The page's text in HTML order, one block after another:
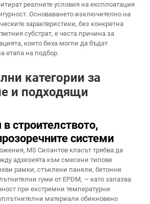
реалните условия на експлоатация
Основаването изключително на
характеристики, без конкретна
субстрат, е честа причина за
които биха могли да бъдат
етапа на подбор.
категории за
и подходящи
строителството,
системи
MS Силантов класът трябва да
адхезията към смесени типове
рамки, стъклени панели, бетонни
гуми от EPDM, — като запазва
при екстремни температурни
материали обикновено